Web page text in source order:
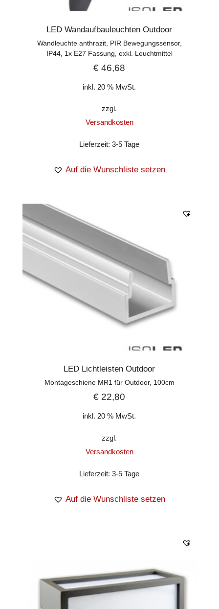
LED Wandaufbauleuchten Outdoor
Wandleuchte anthrazit, PIR Bewegungssensor,
IP44, 1x E27 Fassung, exkl. Leuchtmittel
€ 46,68
inkl. 20 % MwSt.
zzgl.
Versandkosten
Lieferzeit:3-5 Tage
Auf die Wunschliste setzen
LED Lichtleisten Outdoor
Montageschiene MR1 für Outdoor, 100cm
€ 22,80
inkl. 20 % MwSt.
zzgl.
Versandkosten
Lieferzeit:3-5 Tage
Auf die Wunschliste setzen